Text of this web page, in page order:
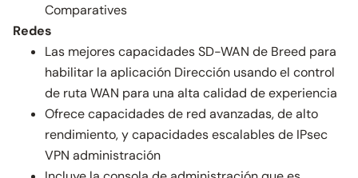
Comparatives
Redes
Las mejores capacidades SD-WAN de Breed para
habilitar la aplicación Dirección usando el control
de ruta WAN para una alta calidad de experiencia
Ofrece capacidades de red avanzadas, de alto
rendimiento, y capacidades escalables de IPsec
VPN administración